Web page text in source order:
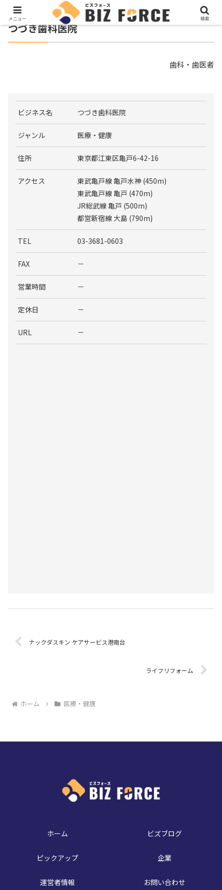
つづき歯科医院
歯科・歯医者
ビジネス名 つづき歯科医院
ジャンル 医療・健康
住所 東京都江東区亀戸6-42-16
アクセス
東武亀戸線 亀戸水神 (450m)
東武亀戸線 亀戸 (470m)
JR総武線 亀戸 (500m)
都営新宿線 大島 (790m)
TEL 03-3681-0603
FAX －
営業時間 －
定休日 －
URL －
ナックダスキン ケアサービス港南台
ライフリフォーム
ホーム 医療・健康
ホーム ビズブログ
ピックアップ 企業
運営者情報 お問い合わせ
メニュー 検索